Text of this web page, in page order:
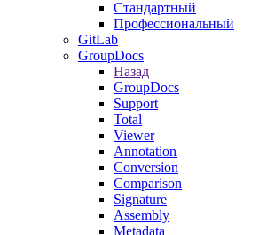
Стандартный
Профессиональный
GitLab
GroupDocs
Назад
GroupDocs
Support
Total
Viewer
Annotation
Conversion
Comparison
Signature
Assembly
Metadata